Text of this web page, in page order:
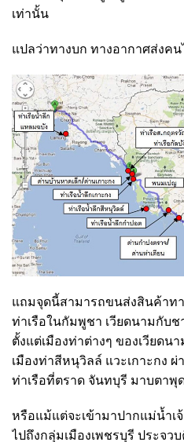
เท่านั้น
แปลว่าทางบก ทางอากาศส่งค
แถมจุดนี้สามารถขนส่งสินค้าทา
ท่าเรือในกัมพูชา เวียดนามกับ
ตั้งแต่เมืองท่าต่างๆ ของเวียดน
เมืองท่าสีหนุวิลล์ แวะเกาะกง
ท่าเรือที่ตราด จันทบุรี มาบตาพุ
หรือแม้แต่จะเข้ามาปากแม่น้ำเ
ไปถึงกลุ่มเมืองเพชรบุรี ประจ